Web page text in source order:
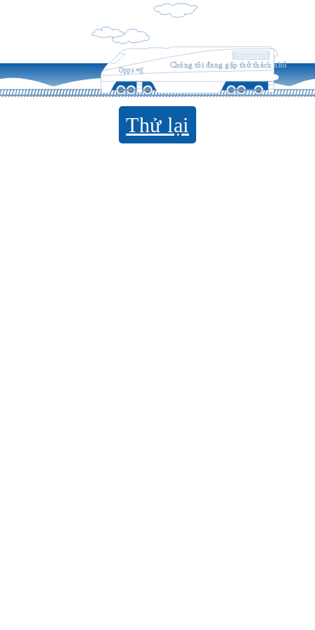
Opps =((
Chúng tôi đang gặp thử thách nhỏ
Thử lại